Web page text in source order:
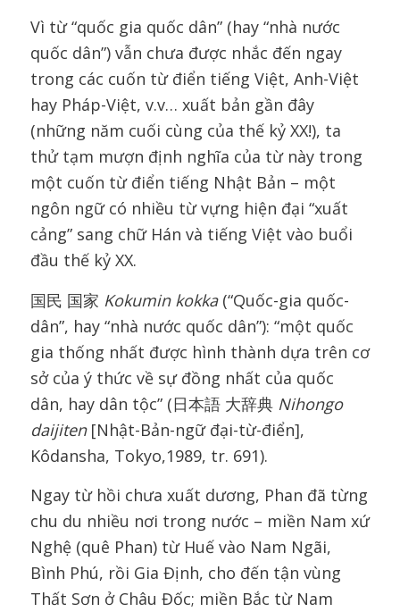
Vì từ “quốc gia quốc dân” (hay “nhà nước
quốc dân”) vẫn chưa được nhắc đến ngay
trong các cuốn từ điển tiếng Việt, Anh-Việt
hay Pháp-Việt, v.v… xuất bản gần đây
(những năm cuối cùng của thế kỷ XX!), ta
thử tạm mượn định nghĩa của từ này trong
một cuốn từ điển tiếng Nhật Bản – một
ngôn ngữ có nhiều từ vựng hiện đại “xuất
cảng” sang chữ Hán và tiếng Việt vào buổi
đầu thế kỷ XX.
国民 国家 Kokumin kokka(“Quốc-gia quốc-
dân”, hay “nhà nước quốc dân”): “một quốc
gia thống nhất được hình thành dựa trên cơ
sở của ý thức về sự đồng nhất của quốc
dân, hay dân tộc” (日本語 大辞典 Nihongo
daijiten[Nhật-Bản-ngữ đại-từ-điển],
Kôdansha, Tokyo,1989, tr. 691).
Ngay từ hồi chưa xuất dương, Phan đã từng
chu du nhiều nơi trong nước – miền Nam xứ
Nghệ (quê Phan) từ Huế vào Nam Ngãi,
Bình Phú, rồi Gia Định, cho đến tận vùng
Thất Sơn ở Châu Đốc; miền Bắc từ Nam